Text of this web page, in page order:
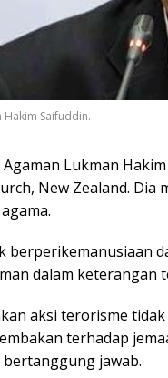
Hakim Saifuddin.
Lukman
New Zealand.
berperikemanusiaan
dalam keterangan
aksi terorisme
terhadap
jawab.